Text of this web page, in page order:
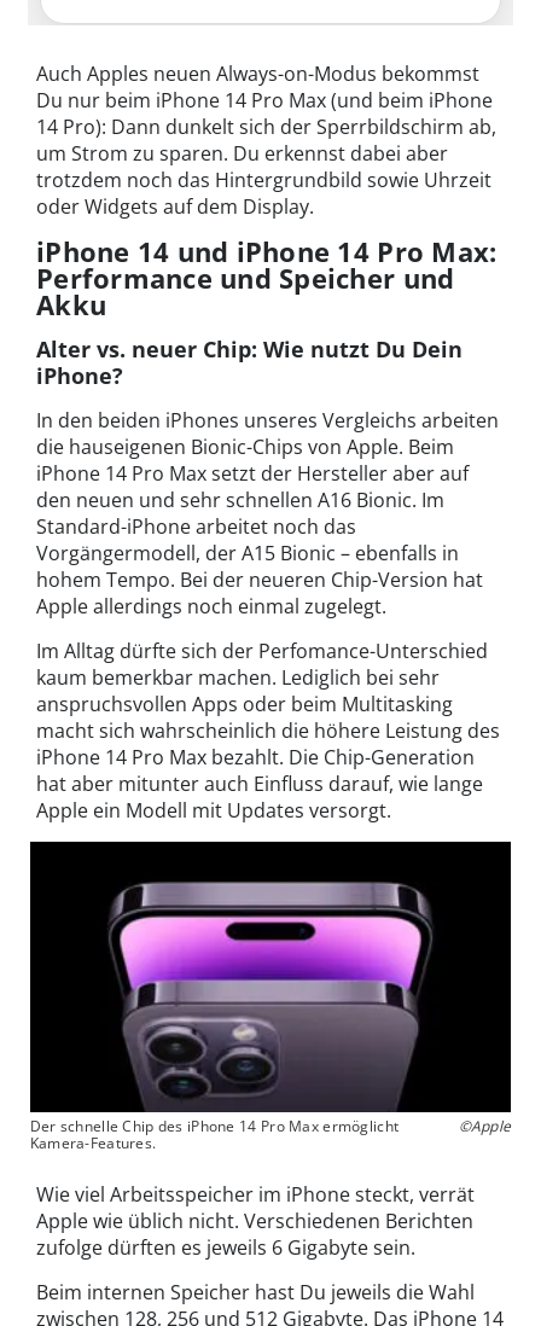
Auch Apples neuen Always-on-Modus bekommst
Du nur beim iPhone 14 Pro Max (und beim iPhone
14 Pro): Dann dunkelt sich der Sperrbildschirm ab,
um Strom zu sparen. Du erkennst dabei aber
trotzdem noch das Hintergrundbild sowie Uhrzeit
oder Widgets auf dem Display.
iPhone 14 und iPhone 14 Pro Max:
Performance und Speicher und
Akku
Alter vs. neuer Chip: Wie nutzt Du Dein
iPhone?
In den beiden iPhones unseres Vergleichs arbeiten
die hauseigenen Bionic-Chips von Apple. Beim
iPhone 14 Pro Max setzt der Hersteller aber auf
den neuen und sehr schnellen A16 Bionic. Im
Standard-iPhone arbeitet noch das
Vorgängermodell, der A15 Bionic – ebenfalls in
hohem Tempo. Bei der neueren Chip-Version hat
Apple allerdings noch einmal zugelegt.
Im Alltag dürfte sich der Perfomance-Unterschied
kaum bemerkbar machen. Lediglich bei sehr
anspruchsvollen Apps oder beim Multitasking
macht sich wahrscheinlich die höhere Leistung des
iPhone 14 Pro Max bezahlt. Die Chip-Generation
hat aber mitunter auch Einfluss darauf, wie lange
Apple ein Modell mit Updates versorgt.
Der schnelle Chip des iPhone 14 Pro Max ermöglicht
Kamera-Features.
©Apple
Wie viel Arbeitsspeicher im iPhone steckt, verrät
Apple wie üblich nicht. Verschiedenen Berichten
zufolge dürften es jeweils 6 Gigabyte sein.
Beim internen Speicher hast Du jeweils die Wahl
zwischen 128, 256 und 512 Gigabyte. Das iPhone 14